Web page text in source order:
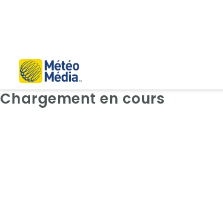
Cartes: Radar
Chargement en cours